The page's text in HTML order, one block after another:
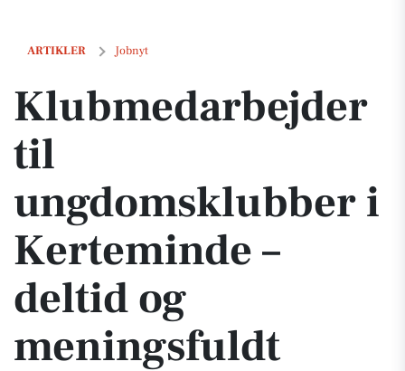
ARTIKLER Jobnyt
Klubmedarbejder til ungdomsklubber i Kerteminde – deltid og
Klubmedarbejder
til
ungdomsklubber i
Kerteminde –
deltid og
meningsfuldt